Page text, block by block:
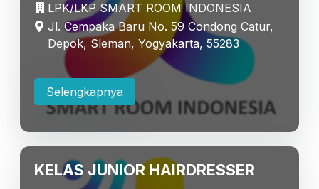
LPK/LKP SMART ROOM INDONESIA
Jl. Cempaka Baru No. 59 Condong Catur,
Depok, Sleman, Yogyakarta, 55283
Selengkapnya
KELAS JUNIOR HAIRDRESSER